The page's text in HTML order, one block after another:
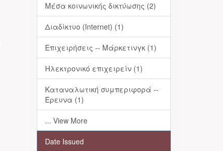
Μέσα κοινωνικής δικτύωσης (2)
Διαδίκτυο (Internet) (1)
Επιχειρήσεις -- Μάρκετινγκ (1)
Ηλεκτρονικό επιχειρείν (1)
Καταναλωτική συμπεριφορά --
Έρευνα (1)
... View More
Date Issued